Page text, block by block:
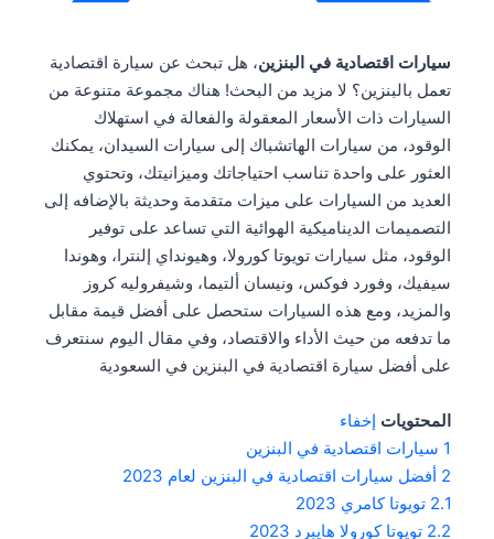
سيارات اقتصادية في البنزين، هل تبحث عن سيارة اقتصادية
تعمل بالبنزين؟ لا مزيد من البحث! هناك مجموعة متنوعة من
السيارات ذات الأسعار المعقولة والفعالة في استهلاك
الوقود، من سيارات الهاتشباك إلى سيارات السيدان، يمكنك
العثور على واحدة تناسب احتياجاتك وميزانيتك، وتحتوي
العديد من السيارات على ميزات متقدمة وحديثة بالإضافه إلى
التصميمات الديناميكية الهوائية التي تساعد على توفير
الوقود، مثل سيارات تويوتا كورولا، وهيونداي إلنترا، وهوندا
سيفيك، وفورد فوكس، ونيسان ألتيما، وشيفروليه كروز
والمزيد، ومع هذه السيارات ستحصل على أفضل قيمة مقابل
ما تدفعه من حيث الأداء والاقتصاد، وفي مقال اليوم سنتعرف
على أفضل سيارة اقتصادية في البنزين في السعودية
المحتويات إخفاء
1 سيارات اقتصادية في البنزين
2 أفضل سيارات اقتصادية في البنزين لعام 2023
2.1 تويوتا كامري 2023
2.2 تويوتا كورولا هايبرد 2023